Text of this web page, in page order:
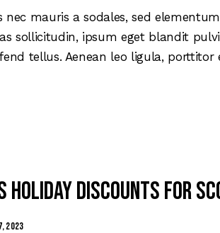
nec mauris a sodales, sed
sollicitudin, ipsum eget blandit
tellus. Aenean leo ligula,
holiday discounts for
2023